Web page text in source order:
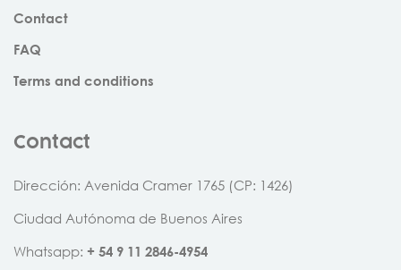
Contact
FAQ
Terms and conditions
Contact
Dirección: Avenida Cramer 1765 (CP: 1426)
Ciudad Autónoma de Buenos Aires
Whatsapp: + 54 9 11 2846-4954